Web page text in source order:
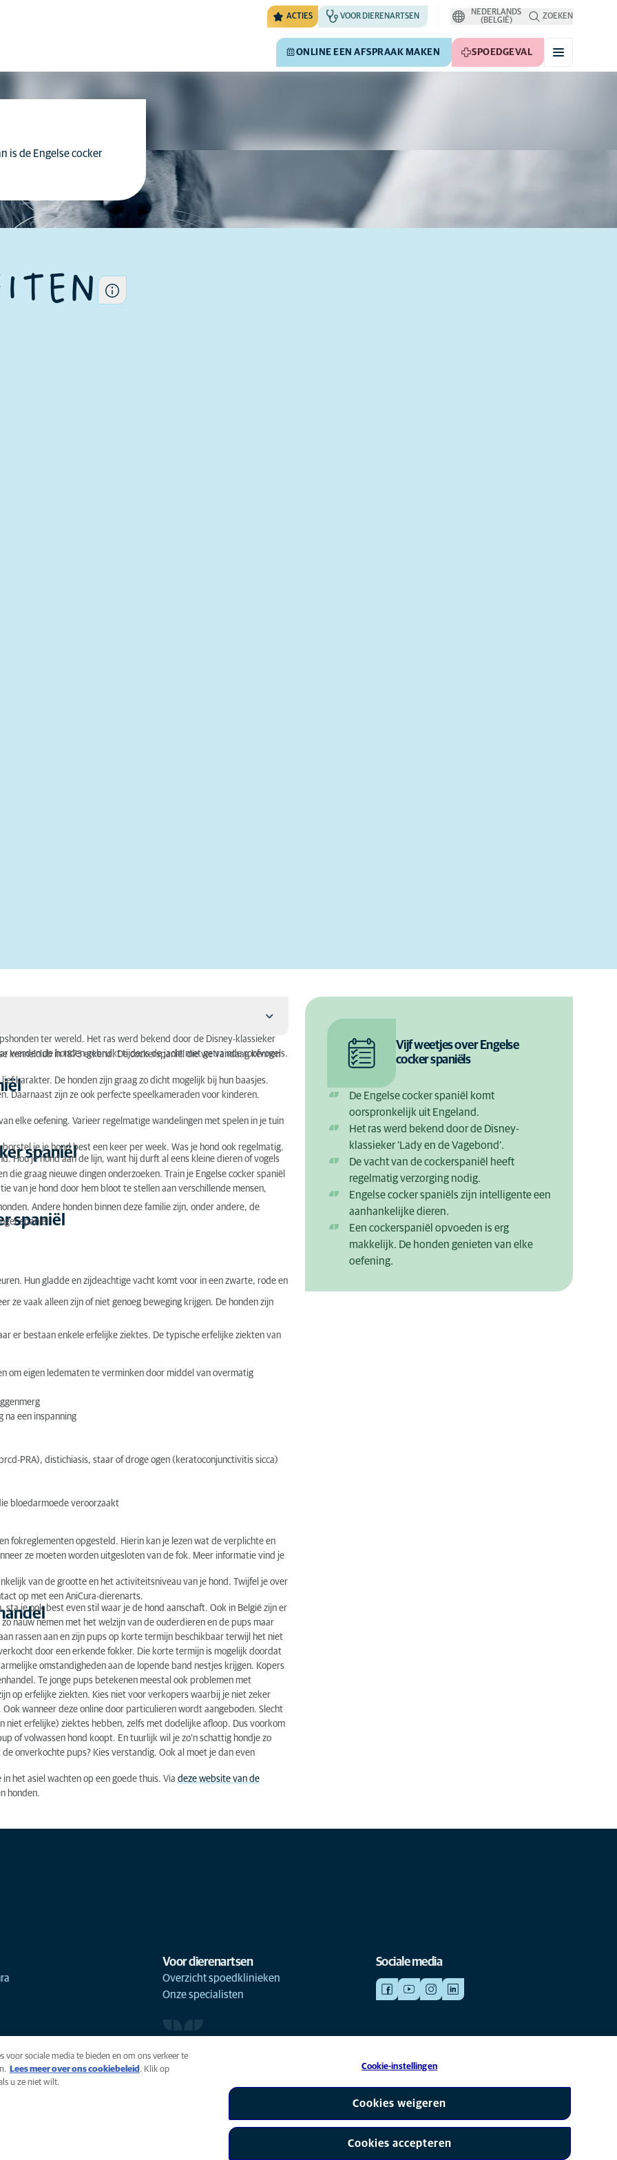
ACTIES VOOR DIERENARTSEN
NEDERLANDS
(BELGIË)
ZOEKEN
ONLINE EEN AFSPRAAK MAKEN SPOEDGEVAL
is de Engelse cocker
ter wereld. Het ras werd bekend door de Disney-klassieker
werden de honden gebruikt tijdens de jacht met getrainde roofvogels.
kennelclub in 1873 erkend. De cockerspaniël die we vandaag kennen
karakter. De honden zijn graag zo dicht mogelijk bij hun baasjes.
Daarnaast zijn ze ook perfecte speelkameraden voor kinderen.
elke oefening. Varieer regelmatige wandelingen met spelen in je tuin
spaniël
je je hond best een keer per week. Was je hond ook regelmatig.
Hou je hond aan de lijn, want hij durft al eens kleine dieren of vogels
graag nieuwe dingen onderzoeken. Train je Engelse cocker spaniël
van je hond door hem bloot te stellen aan verschillende mensen,
spaniël
Andere honden binnen deze familie zijn, onder andere, de
spaniël.
Hun gladde en zijdeachtige vacht komt voor in een zwarte, rode en
ze vaak alleen zijn of niet genoeg beweging krijgen. De honden zijn
er bestaan enkele erfelijke ziektes. De typische erfelijke ziekten van
om eigen ledematen te verminken door middel van overmatig
na een inspanning
PRA), distichiasis, staar of droge ogen (keratoconjunctivitis sicca)
bloedarmoede veroorzaakt
fokreglementen opgesteld. Hierin kan je lezen wat de verplichte en
ze moeten worden uitgesloten van de fok. Meer informatie vind je
van de grootte en het activiteitsniveau van je hond. Twijfel je over
op met een AniCura-dierenarts.
je ook best even stil waar je de hond aanschaft. Ook in België zijn er
nauw nemen met het welzijn van de ouderdieren en de pups maar
rassen aan en zijn pups op korte termijn beschikbaar terwijl het niet
door een erkende fokker. Die korte termijn is mogelijk doordat
omstandigheden aan de lopende band nestjes krijgen. Kopers
Te jonge pups betekenen meestal ook problemen met
op erfelijke ziekten. Kies niet voor verkopers waarbij je niet zeker
wanneer deze online door particulieren wordt aangeboden. Slecht
niet erfelijke) ziektes hebben, zelfs met dodelijke afloop. Dus voorkom
of volwassen hond koopt. En tuurlijk wil je zo’n schattig hondje zo
onverkochte pups? Kies verstandig. Ook al moet je dan even
het asiel wachten op een goede thuis. Via deze website van de
honden.
Vijf weetjes over Engelse
cocker spaniëls
De Engelse cocker spaniël komt
oorspronkelijk uit Engeland.
Het ras werd bekend door de Disney-
klassieker ‘Lady en de Vagebond’.
De vacht van de cockerspaniël heeft
regelmatig verzorging nodig.
Engelse cocker spaniëls zijn intelligente een
aanhankelijke dieren.
Een cockerspaniël opvoeden is erg
makkelijk. De honden genieten van elke
oefening.
Voor dierenartsen
Overzicht spoedklinieken
Onze specialisten
Sociale media
AniCura is een partner van Mars, Inc © 2026
De algemene eigenschappen
verschillen per hond want
elke hond is uniek.
sociale media te bieden en om ons verkeer te
Lees meer over ons cookiebeleid (opens in a new tab)
. Klik op
u ze niet wilt.
Cookie-instellingen
Cookies weigeren
Cookies accepteren